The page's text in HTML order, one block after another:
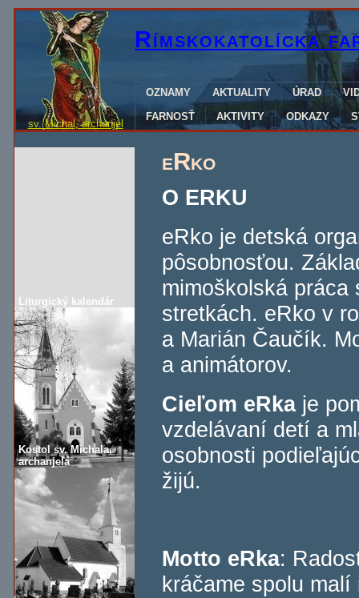
Rímskokatolícka
OZNAMY AKTUALITY ÚRAD
FARNOSŤ
AKTIVITY ODKAZY
sv. Michal, archanjel
Liturgický kalendár
Kostol sv. Michala,
archanjela
eRko
O ERKU
eRko je detská
pôsobnosťou.
mimoškolská
stretkách. eRko v
a Marián Čaučík.
a animátorov.
Cieľom eRkaje
vzdelávaní detí a
osobnosti
žijú.
Motto eRka:
kráčame spolu